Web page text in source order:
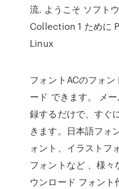
流. ようこそ ソフト
Collection 1 ために
Linux
フォントACのフォ
ード できます。 メ
録するだけで、すぐ
きます。日本語フォ
ォント、イラストフ
フォントなど 、様
ウンロード フォント